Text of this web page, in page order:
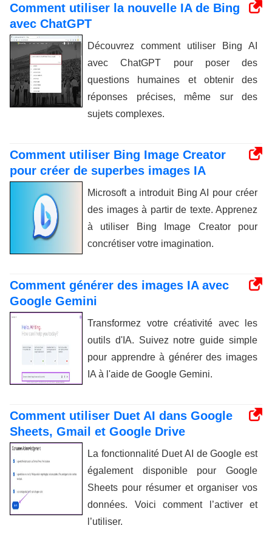
Comment utiliser la nouvelle IA de Bing
avec ChatGPT
Découvrez comment utiliser Bing AI
avec ChatGPT pour poser des
questions humaines et obtenir des
réponses précises, même sur des
sujets complexes.
Comment utiliser Bing Image Creator
pour créer de superbes images IA
Microsoft a introduit Bing AI pour créer
des images à partir de texte. Apprenez
à utiliser Bing Image Creator pour
concrétiser votre imagination.
Comment générer des images IA avec
Google Gemini
Transformez votre créativité avec les
outils d'IA. Suivez notre guide simple
pour apprendre à générer des images
IA à l'aide de Google Gemini.
Comment utiliser Duet AI dans Google
Sheets, Gmail et Google Drive
La fonctionnalité Duet AI de Google est
également disponible pour Google
Sheets pour résumer et organiser vos
données. Voici comment l’activer et
l’utiliser.